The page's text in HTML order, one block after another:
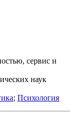
сервис и
наук
; Психология